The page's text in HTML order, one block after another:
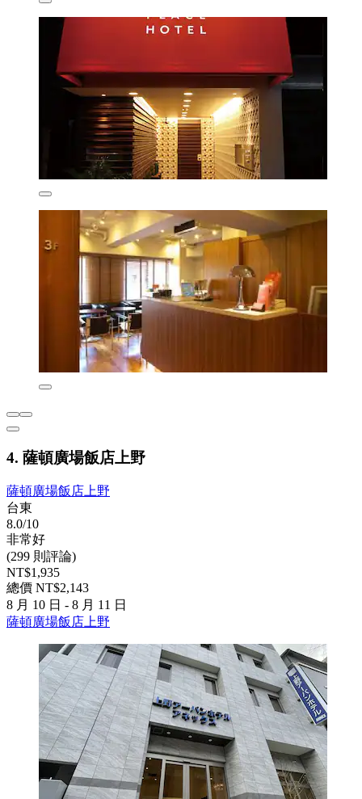
4. 薩頓廣場飯店上野
薩頓廣場飯店上野
台東
8.0/10
非常好
(299 則評論)
NT$1,935
總價 NT$2,143
8 月 10 日 - 8 月 11 日
薩頓廣場飯店上野